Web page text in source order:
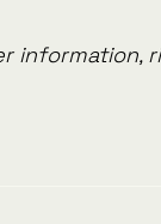
information,